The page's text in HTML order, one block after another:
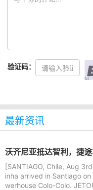
验证码：
最新资讯
沃齐尼亚抵达智利，捷
[SANTIAGO, Chile, Aug
inha arrived in Santiago
werhouse Colo-Colo.